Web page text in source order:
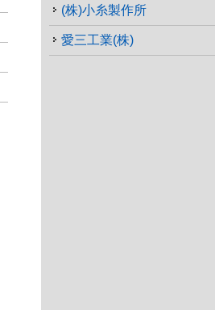
(株)小糸製作所
愛三工業(株)